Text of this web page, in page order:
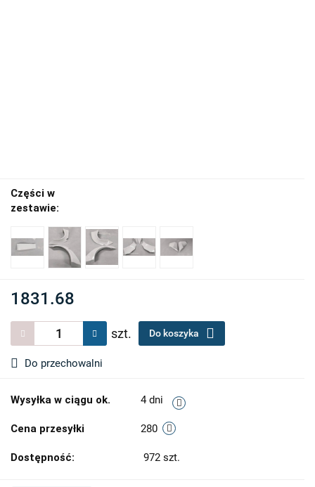
Części w
zestawie:
1831.68
szt. Do koszyka
Do przechowalni
Wysyłka w ciągu ok. 4 dni
Cena przesyłki 280
Dostępność: 972 szt.